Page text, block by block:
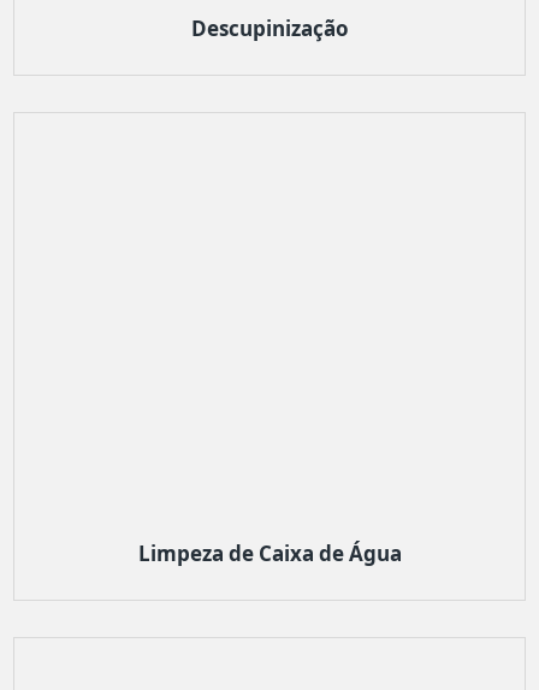
Descupinização
Limpeza de Caixa de Água